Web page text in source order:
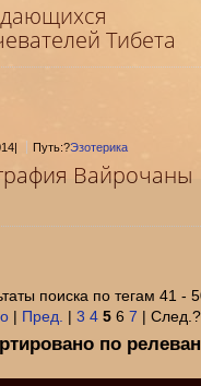
Тибета
| Путь:?Эзотерика
Вайрочаны
поиска по тегам 41 -
| Пред. | 3 4 5 6 7 |
по